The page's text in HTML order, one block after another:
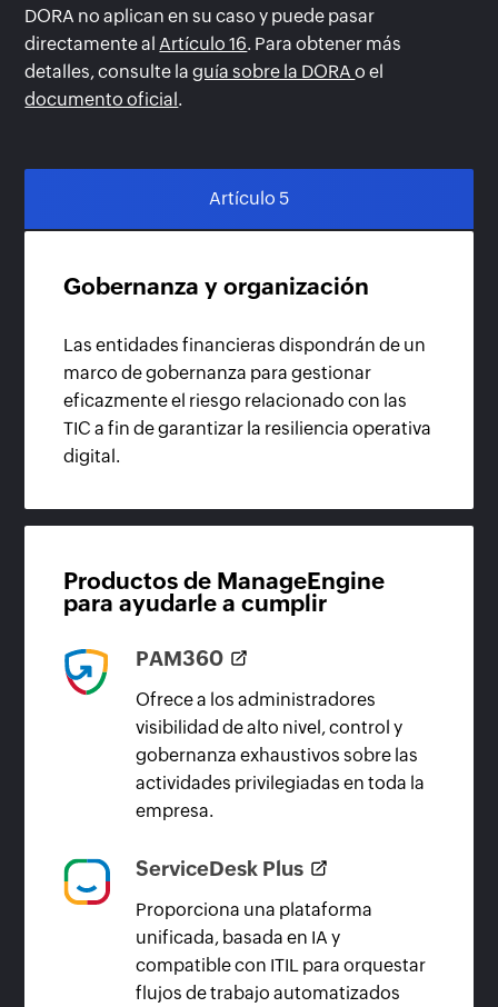
DORA no aplican en su caso y puede pasar
directamente al Artículo 16. Para obtener más
detalles, consulte laguía sobre la DORAo el
documento oficial.
Artículo 5
Gobernanza y organización
Las entidades financieras dispondrán de un
marco de gobernanza para gestionar
eficazmente el riesgo relacionado con las
TIC a fin de garantizar la resiliencia operativa
digital.
Productos de ManageEngine
para ayudarle a cumplir
PAM360
Ofrece a los administradores
visibilidad de alto nivel, control y
gobernanza exhaustivos sobre las
actividades privilegiadas en toda la
empresa.
ServiceDesk Plus
Proporciona una plataforma
unificada, basada en IA y
compatible con ITIL para orquestar
flujos de trabajo automatizados